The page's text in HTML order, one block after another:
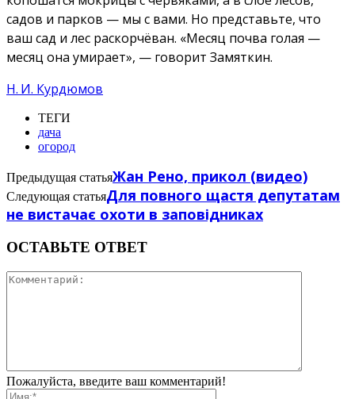
садов и парков — мы с вами. Но представьте, что
ваш сад и лес раскорчёван. «Месяц почва голая —
месяц она умирает», — говорит Замяткин.
Н. И. Курдюмов
ТЕГИ
дача
огород
Предыдущая статьяЖан Рено, прикол (видео)
Следующая статьяДля повного щастя депутатам
не вистачає охоти в заповідниках
ОСТАВЬТЕ ОТВЕТ
Пожалуйста, введите ваш комментарий!